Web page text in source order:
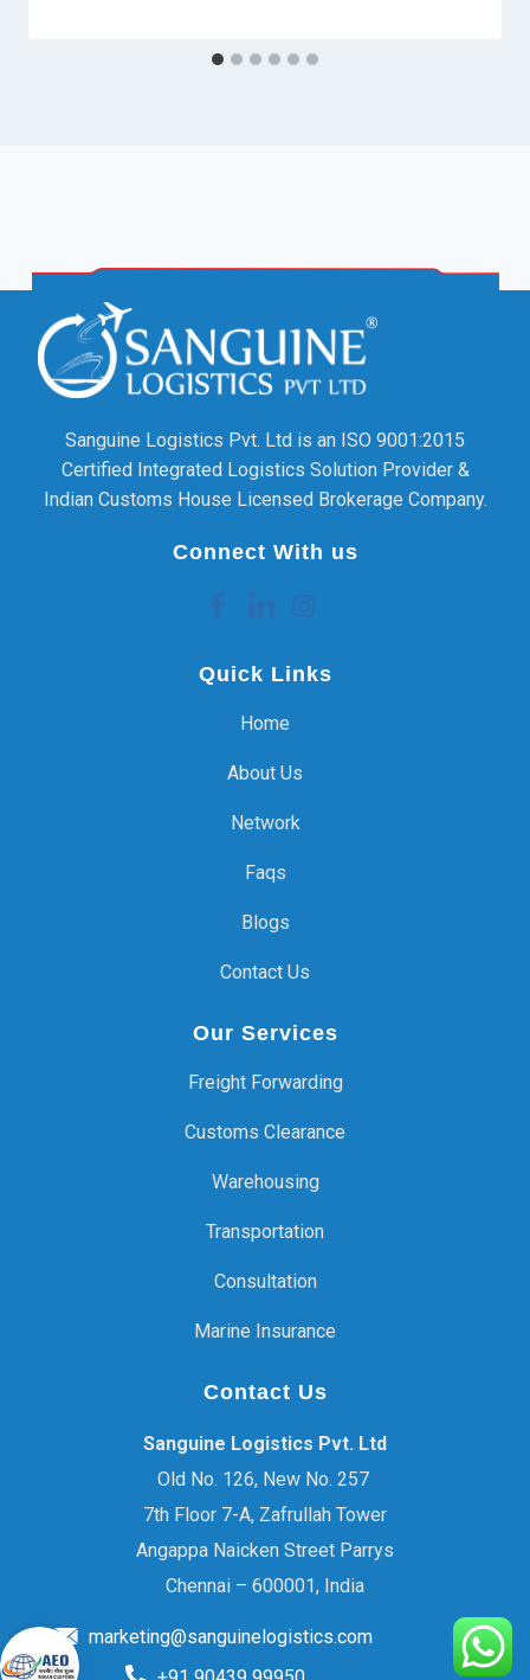
Sanguine Logistics Pvt. Ltd is an ISO 9001:2015
Certified Integrated Logistics Solution Provider &
Indian Customs House Licensed Brokerage Company.
Connect With us
Quick Links
Home
About Us
Network
Faqs
Blogs
Contact Us
Our Services
Freight Forwarding
Customs Clearance
Warehousing
Transportation
Consultation
Marine Insurance
Contact Us
Sanguine Logistics Pvt. Ltd
Old No. 126, New No. 257
7th Floor 7-A, Zafrullah Tower
Angappa Naicken Street Parrys
Chennai – 600001, India
marketing@sanguinelogistics.com